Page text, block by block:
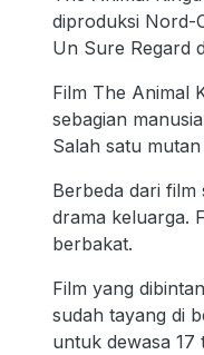
diproduksi Nord-
Un Sure Regard
Film The Animal
sebagian
Salah satu
Berbeda dari
drama keluarga.
berbakat.
Film yang
sudah tayang di
untuk dewasa 17